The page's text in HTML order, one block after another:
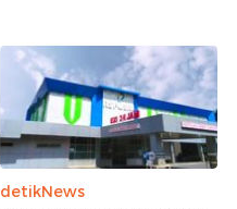
detikNews